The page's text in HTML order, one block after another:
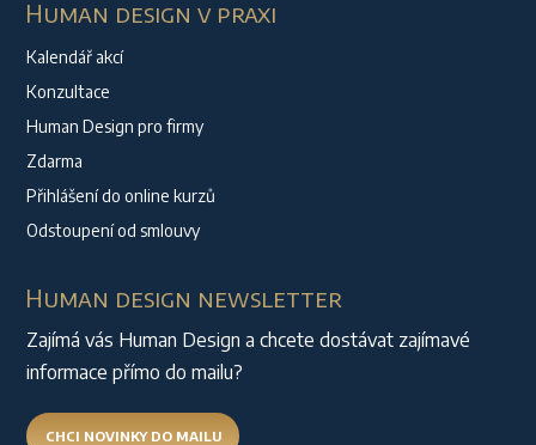
Human design v praxi
Kalendář akcí
Konzultace
Human Design pro firmy
Zdarma
Přihlášení do online kurzů
Odstoupení od smlouvy
Human design newsletter
Zajímá vás Human Design a chcete dostávat zajímavé
informace přímo do mailu?
CHCI NOVINKY DO MAILU